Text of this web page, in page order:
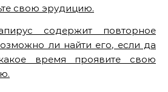
свою эрудицию.
содержит повторное
ли найти его, если да
время проявите свою